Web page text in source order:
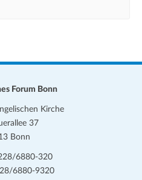
Forum Bonn
Kirche
37
Bonn
6880-320
6880-9320